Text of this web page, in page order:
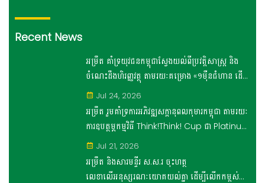
Recent News
អម្រឹត គាំទ្រយុវជនកម្ពុជាស្វែងយល់ពីប្រវត្តិសាស្រ្ត និង
ចំណេះដឹងហិរញ្ញវត្ថុ តាមរយៈគម្រោង «១ម៉ឺនជំហាន ដើម្បី
សិស្ស១ម៉ឺននាក់»
Jul 24, 2026
អម្រឹត រួមគាំទ្រការអភិវឌ្ឍសក្តានុពលកុមារកម្ពុជា តាមរយៈ
ការឧបត្ថម្ភកម្មវិធី Think!Think! Cup ជា Platinum
Sponsor
Jul 21, 2026
អម្រឹត និងសារមន្ទីរ ស.ស.រ ចុះហត្ថ
លេខាលើអនុស្សរណៈយោគយល់គ្នា ដើម្បីលើកកម្ពស់